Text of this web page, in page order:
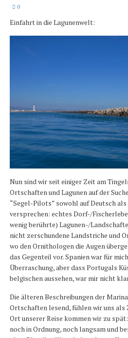
Karte und Wind
Abonnieren
Yachtüberführung weltweit
INSELN Roman
0
Einfahrt in die Lagunenwelt:
Nun sind wir seit einiger Zeit am
Ortschaften und Lagunen auf der
“Segel-Pilots” sowohl auf Deutsch
versprechen: echtes Dorf-/
wenig berührte) Lagunen-/
nicht zerschundene Landstriche und
wo den Ornithologen die Augen
das Gegenteil vor. Spanien war für
Überraschung, aber dass Portugals
belgischen aussehen, war mir nicht
Die älteren Beschreibungen der
Ortschaften lesend, fühlen wir uns als
Ort unserer Reise kommen wir zu
noch in Ordnung, noch langsam und